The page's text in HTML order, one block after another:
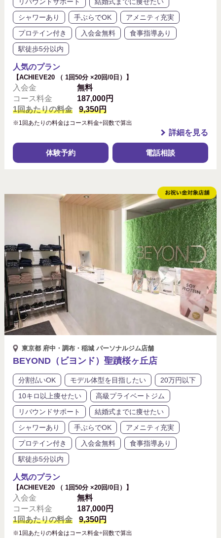
シャワーあり
手ぶらでOK
アメニティ充実
プロテイン付き
入会金無料
食事指導あり
駅徒歩5分以内
人気のプラン
【ACHIEVE20 （ 1回50分 ×20回/0日）】
入会金
無料
コース料金
187,000円
1回あたりの料金
9,350円
※1回あたりの料金はコース料金÷回数で算出
詳細を見る
体験予約 電話相談
東京都 府中・調布・稲城 パーソナルジム店舗
BEYOND（ビヨンド）聖蹟桜ヶ丘店
分割払いOK モデル体型を目指したい
20万円以下
10キロ以上痩せたい
高級プライベートジム
リバウンドサポート
結婚式までに痩せたい
シャワーあり
手ぶらでOK
アメニティ充実
プロテイン付き
入会金無料
食事指導あり
駅徒歩5分以内
人気のプラン
【ACHIEVE20 （ 1回50分 ×20回/0日）】
入会金
無料
コース料金
187,000円
1回あたりの料金
9,350円
※1回あたりの料金はコース料金÷回数で算出